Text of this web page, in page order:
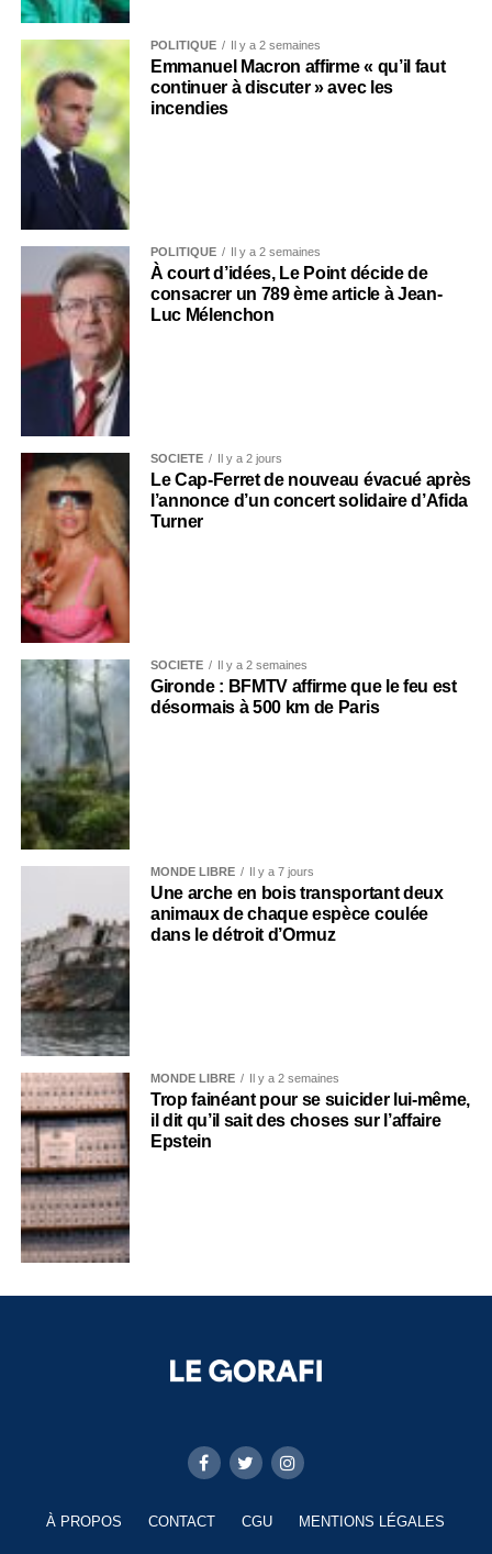
POLITIQUE Il y a 2 semaines
Emmanuel Macron affirme « qu’il faut
continuer à discuter » avec les
incendies
POLITIQUE Il y a 2 semaines
À court d’idées, Le Point décide de
consacrer un 789 ème article à Jean-
Luc Mélenchon
SOCIÉTÉ Il y a 2 jours
Le Cap-Ferret de nouveau évacué après
l’annonce d’un concert solidaire d’Afida
Turner
SOCIÉTÉ Il y a 2 semaines
Gironde : BFMTV affirme que le feu est
désormais à 500 km de Paris
MONDE LIBRE Il y a 7 jours
Une arche en bois transportant deux
animaux de chaque espèce coulée
dans le détroit d’Ormuz
MONDE LIBRE Il y a 2 semaines
Trop fainéant pour se suicider lui-même,
il dit qu’il sait des choses sur l’affaire
Epstein
À PROPOS CONTACT CGU MENTIONS LÉGALES